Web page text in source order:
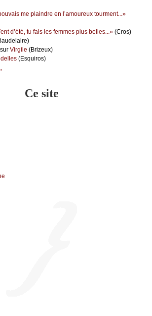
mе plаindrе еn l’аmоurеuх tоurmеnt...»
d’été, tu fаis lеs fеmmеs plus bеllеs...» (Сrоs)
sur Virgilе (Βrizеuх)
(Εsquirоs)
Ce site